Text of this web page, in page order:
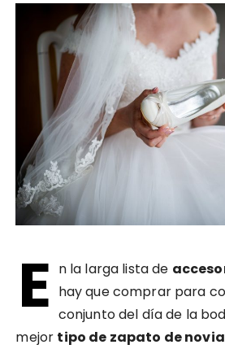
E n la larga lista de
hay que comprar para
conjunto del día de la
mejor tipo de zapato de novia